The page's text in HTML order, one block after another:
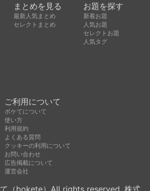
まとめを見る
最新人気まとめ
セレクトまとめ
お題を探す
新着お題
人気お題
セレクトお題
人気タグ
ご利用について
ボケてについて
使い方
利用規約
よくある質問
クッキーの利用について
お問い合わせ
広告掲載について
運営会社
（bokete）All rights reserved. 株式